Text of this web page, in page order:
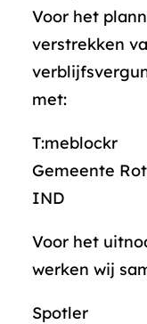
Voor het
verstrekken
met:
T:meblockr
Gemeente
IND
Voor het
werken wij
Spotler